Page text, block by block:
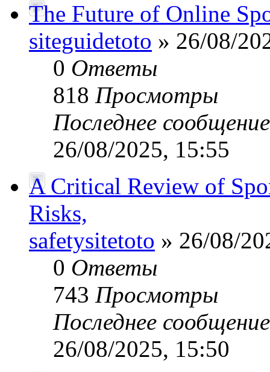
The Future of Online
siteguidetoto » 26/08/
0 Ответы
818 Просмотры
Последнее
26/08/2025, 15:55
A Critical Review of
Risks,
safetysitetoto » 26/08/
0 Ответы
743 Просмотры
Последнее
26/08/2025, 15:50